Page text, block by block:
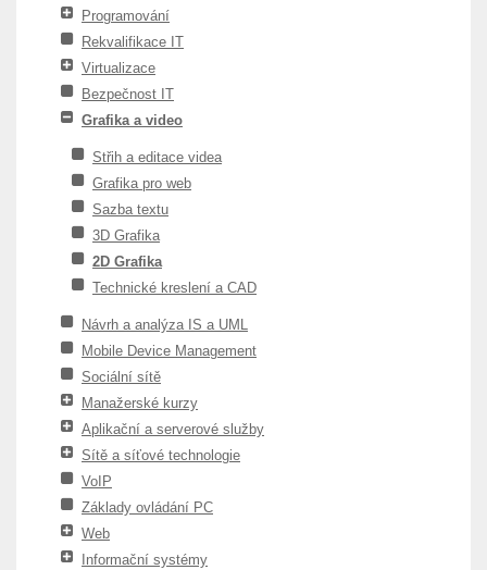
Programování
Rekvalifikace IT
Virtualizace
Bezpečnost IT
Grafika a video
Střih a editace videa
Grafika pro web
Sazba textu
3D Grafika
2D Grafika
Technické kreslení a CAD
Návrh a analýza IS a UML
Mobile Device Management
Sociální sítě
Manažerské kurzy
Aplikační a serverové služby
Sítě a síťové technologie
VoIP
Základy ovládání PC
Web
Informační systémy